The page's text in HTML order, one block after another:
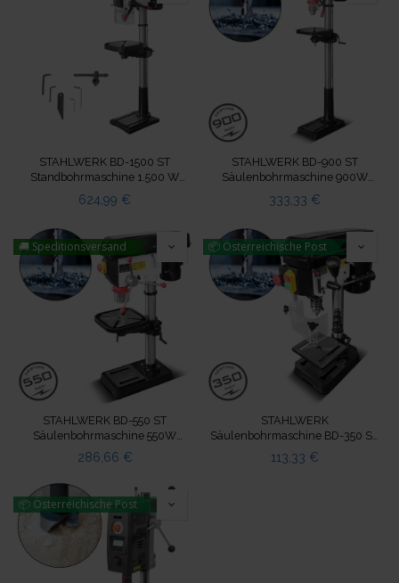
STAHLWERK BD-1500 ST
Standbohrmaschine 1.500 W
Leistung 150 - 2.450 U/min
624,99 €
STAHLWERK BD-900 ST
Säulenbohrmaschine 900W
Leistung 280 - 2.380 U/min Ø
20 mm
333,33 €
🚚 Speditionsversand
STAHLWERK BD-550 ST
Säulenbohrmaschine 550W
Leistung 200-2.800U/min Ø 16
mm
286,66 €
📦 Österreichische Post
STAHLWERK
Säulenbohrmaschine BD-350 ST
350W Leistung 620-2.620
U/min Ø 13 mm
113,33 €
📦 Österreichische Post